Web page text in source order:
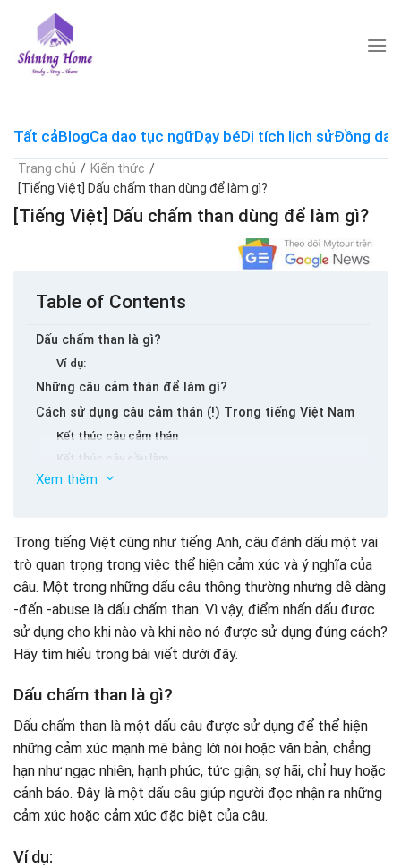
content
Tất cảBlogCa dao tục ngữDạy béDi tích lịch sửĐồng dao
Trang chủ / Kiến thức /
[Tiếng Việt] Dấu chấm than dùng để làm gì?
[Tiếng Việt] Dấu chấm than dùng để làm gì?
Table of Contents
Dấu chấm than là gì?
Ví dụ:
Những câu cảm thán để làm gì?
Cách sử dụng câu cảm thán (!) Trong tiếng Việt Nam
Kết thúc câu cảm thán
Kết thúc cây cầu làm
Bày tỏ sự ngạc nhiên hoặc bối rối
Lưu ý khi sử dụng dấu chấm than (!) Bằng tiếng Việt
Nam
Tập thể dục về cách sử dụng dấu chấm than bằng
tiếng Việt Nam
Bài tập 1: Nhập dấu chấm than ở nơi thích hợp
Bài tập 2: Chọn dấu chấm than chính xác
Bài tập 3: Viết lại câu được thêm vào phù hợp
Xem thêm
Trong tiếng Việt cũng như tiếng Anh, câu đánh dấu một vai
trò quan trọng trong việc thể hiện cảm xúc và ý nghĩa của
câu. Một trong những dấu câu thông thường nhưng dễ dàng
-đến -abuse là dấu chấm than. Vì vậy, điểm nhấn dấu được
sử dụng cho khi nào và khi nào nó được sử dụng đúng cách?
Hãy tìm hiểu trong bài viết dưới đây.
Dấu chấm than là gì?
Dấu chấm than là một dấu câu được sử dụng để thể hiện
những cảm xúc mạnh mẽ bằng lời nói hoặc văn bản, chẳng
hạn như ngạc nhiên, hạnh phúc, tức giận, sợ hãi, chỉ huy hoặc
cảnh báo. Đây là một dấu câu giúp người đọc nhận ra những
cảm xúc hoặc cảm xúc đặc biệt của câu.
Ví dụ: